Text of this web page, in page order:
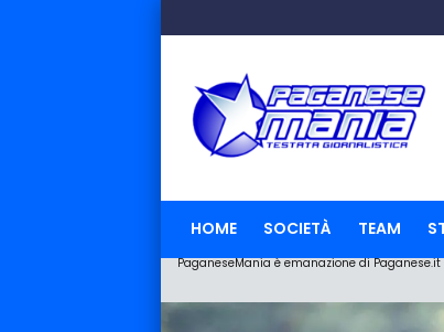
HOME SOCIETÀ TEAM
PaganeseMania è emanazione di